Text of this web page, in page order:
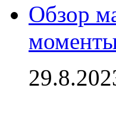
Обзор